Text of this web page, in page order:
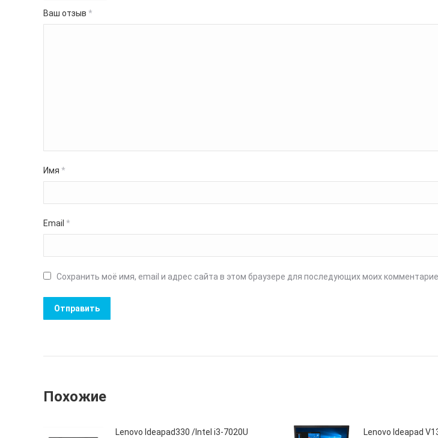
Ваш отзыв *
Имя *
Email *
Сохранить моё имя, email и адрес сайта в этом браузере для последующих моих
Похожие
Lenovo Ideapad330 /Intel i3-7020U Lenovo Ideapad